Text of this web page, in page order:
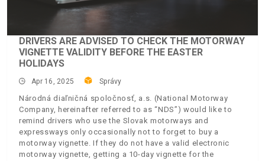
DRIVERS ARE ADVISED TO CHECK THE MOTORWAY
VIGNETTE VALIDITY BEFORE THE EASTER
HOLIDAYS
Apr 16, 2025 Správy
Národná diaľničná spoločnosť, a.s. (National Motorway
Company, hereinafter referred to as “NDS”) would like to
remind drivers who use the Slovak motorways and
expressways only occasionally not to forget to buy a
motorway vignette. If they do not have a valid electronic
motorway vignette, getting a 10-day vignette for the